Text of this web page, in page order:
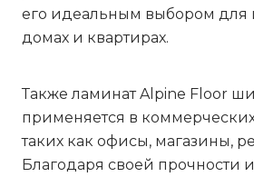
его идеальным выбором для
домах и квартирах.
Также ламинат Alpine Floor
применяется в
таких как офисы, магазины,
Благодаря своей прочности и